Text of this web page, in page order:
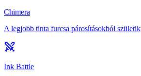
Chimera
A legjobb tinta furcsa párosításokból születik
Ink Battle